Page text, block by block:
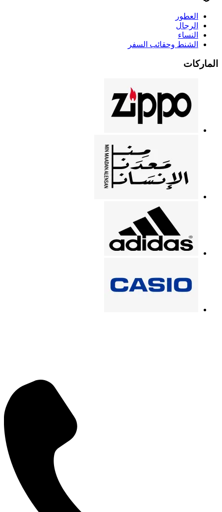
العطور
الرجال
النساء
الشنط وحقائب السفر
الماركات